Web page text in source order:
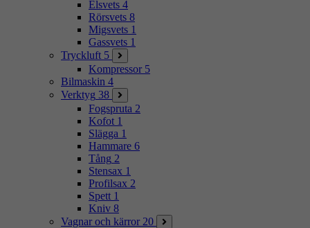
Elsvets 4
Rörsvets 8
Migsvets 1
Gassvets 1
Tryckluft 5
Kompressor 5
Bilmaskin 4
Verktyg 38
Fogspruta 2
Kofot 1
Slägga 1
Hammare 6
Tång 2
Stensax 1
Profilsax 2
Spett 1
Kniv 8
Vagnar och kärror 20